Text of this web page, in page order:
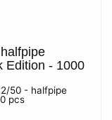
Edition - 1000
50 - halfpipe
pcs